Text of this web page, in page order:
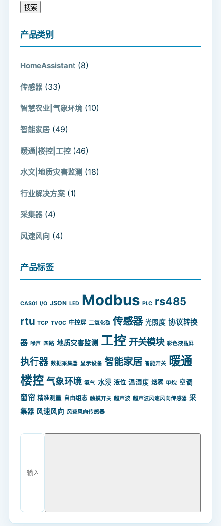
搜索
产品类别
HomeAssistant (8)
传感器 (33)
智慧农业|气象环境 (10)
智能家居 (49)
暖通|楼控|工控 (46)
水文|地质灾害监测 (18)
行业解决方案 (1)
采集器 (4)
风速风向 (4)
产品标签
CAS01 I/O JSON LED Modbus PLC rs485
rtu TCP TVOC 中控屏 二氧化碳 传感器 光照度 协议转换
器 噪声 四路 地质灾害监测 工控 开关模块 彩色液晶屏
执行器 数据采集器 显示设备 智能家居 智能开关 暖通
楼控 气象环境 氨气 水浸 液位 温湿度 烟雾 甲烷 空调
窗帘 精准测量 自由组态 触摸开关 超声波 超声波风速风向传感器 采
集器 风速风向 风速风向传感器